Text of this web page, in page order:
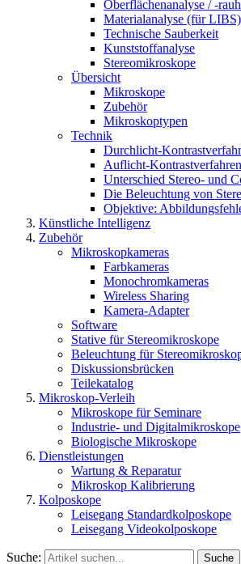
Oberflächenanalyse / -
Materialanalyse (für LIBS)
Technische Sauberkeit
Kunststoffanalyse
Stereomikroskope
Übersicht
Mikroskope
Zubehör
Mikroskoptypen
Technik
Durchlicht-
Auflicht-Kontrastverfahren
Unterschied Stereo- und
Die Beleuchtung von
Objektive:
Künstliche Intelligenz
Zubehör
Mikroskopkameras
Farbkameras
Monochromkameras
Wireless Sharing
Kamera-Adapter
Software
Stative für Stereomikroskope
Beleuchtung für
Diskussionsbrücken
Teilekatalog
Mikroskop-Verleih
Mikroskope für Seminare
Industrie- und Digitalmikroskope
Biologische Mikroskope
Dienstleistungen
Wartung & Reparatur
Mikroskop Kalibrierung
Kolposkope
Leisegang Standardkolposkope
Leisegang Videokolposkope
Suche: Suche